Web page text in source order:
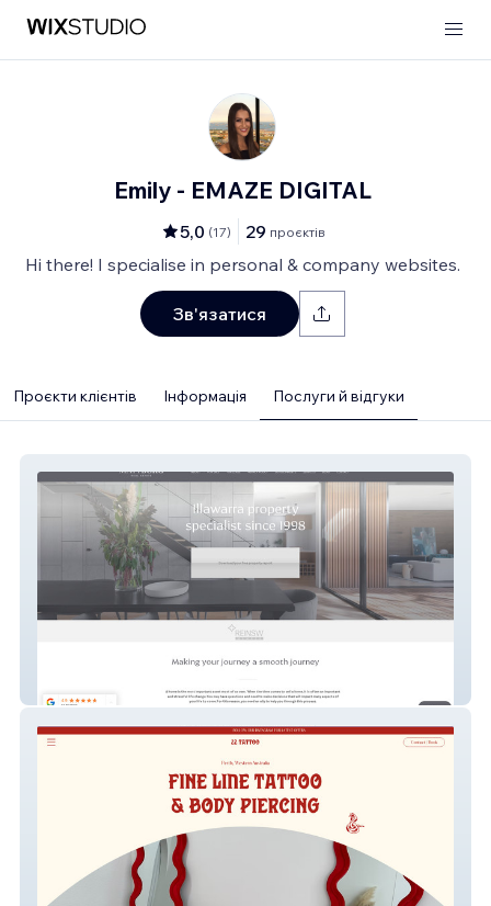
Emily - EMAZE DIGITAL
5,0 (17) 29 проєктів
Hi there! I specialise in personal & company websites.
Зв'язатися
Проєкти клієнтів Інформація Послуги й відгуки
Matt Borg Real Estate